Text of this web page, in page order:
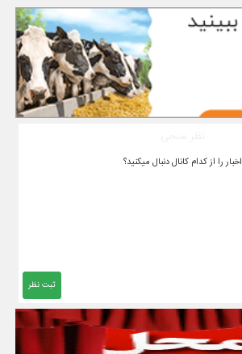
اخبار را از کدام کانال دنبال میکنید؟
ثبت نظر